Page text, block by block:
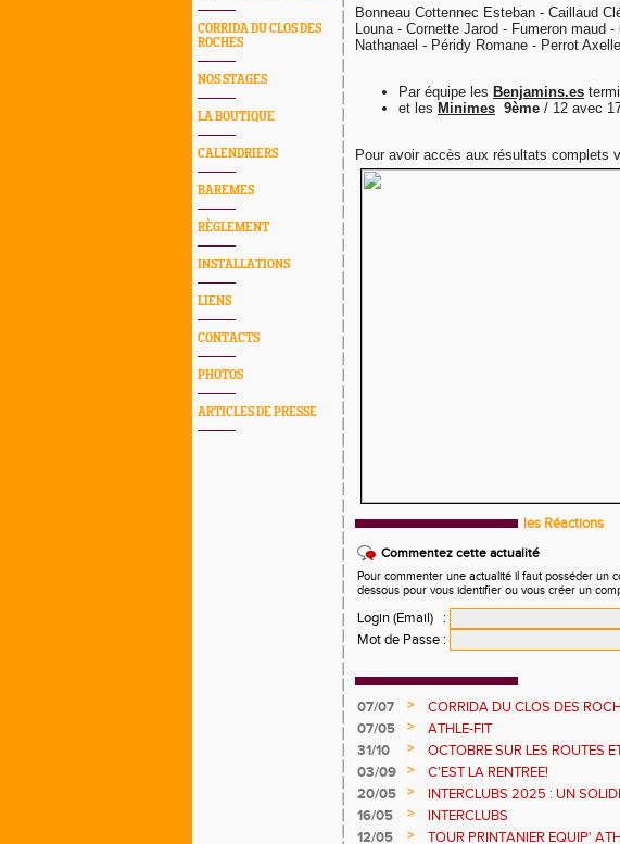
CORRIDA DU CLOS DES
ROCHES
NOS STAGES
LA BOUTIQUE
CALENDRIERS
BAREMES
RÈGLEMENT
INSTALLATIONS
LIENS
CONTACTS
PHOTOS
ARTICLES DE PRESSE
Bonneau Cottennec Esteban - Caillaud
Louna - Cornette Jarod - Fumeron maud
Nathanael - Péridy Romane - Perrot
Par équipe les Benjamins.es
et les Minimes 9ème / 12 avec
Pour avoir accès aux résultats complets
les Réactions
Commentez cette actualité
Pour commenter une actualité il faut posséder un
dessous pour vous identifier ou vous créer un
Login (Email)
:
Mot de Passe :
07/07 >
CORRIDA DU CLOS DES
07/05
>
ATHLE-FIT
31/10
>
OCTOBRE SUR LES ROUTES
03/09
>
C'EST LA RENTREE!
20/05
>
INTERCLUBS 2025 : UN
POINTS !
16/05 >
INTERCLUBS
12/05
>
TOUR PRINTANIER EQUIP'